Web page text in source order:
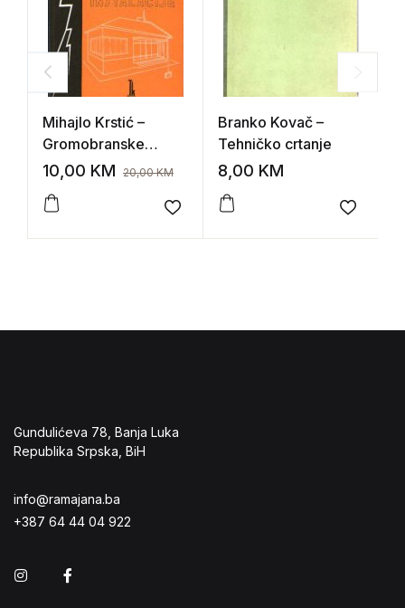
Mihajlo Krstić –
Gromobranske
instalacije
10,00 KM 20,00KM
Add to wishlist
Branko Kovač –
Tehničko crtanje
8,00 KM
Add to
Gundulićeva 78, Banja Luka
Republika Srpska, BiH
info@ramajana.ba
+387 64 44 04 922
Instagram